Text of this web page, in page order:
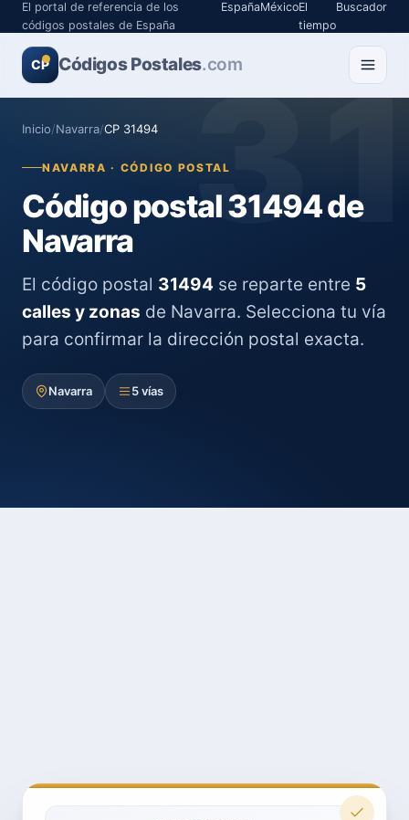
El portal de referencia de los
códigos postales de España
EspañaMéxicoEl
tiempo
Buscador
CP Códigos Postales.com
Inicio/Navarra/CP 31494
NAVARRA · CÓDIGO POSTAL
Código postal 31494 de
Navarra
El código postal 31494 se reparte entre 5
calles y zonas de Navarra. Selecciona tu vía
para confirmar la dirección postal exacta.
Navarra 5 vías